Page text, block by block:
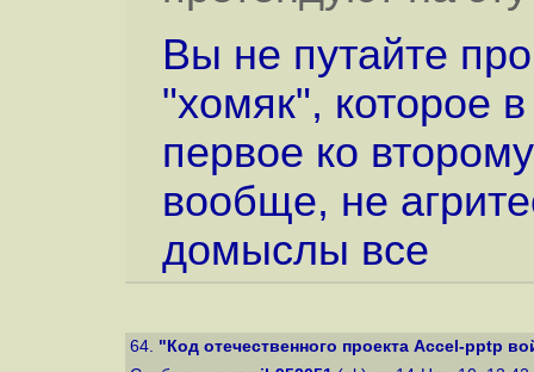
Вы не путайте
"хомяк", которое
первое ко
вообще, не
домыслы все
64. "Код отечественного проекта Accel-pptp